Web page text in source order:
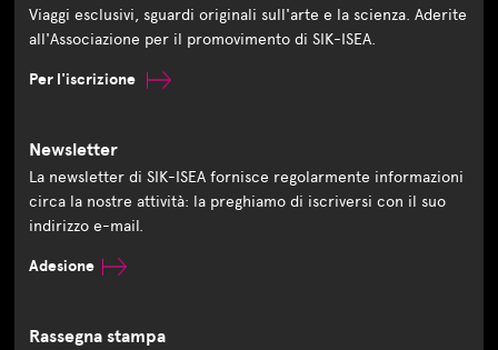
Viaggi esclusivi, sguardi originali sull'arte e la scienza. Aderite
all'Associazione per il promovimento di SIK-ISEA.
Per l'iscrizione
Newsletter
La newsletter di SIK-ISEA fornisce regolarmente informazioni
circa la nostre attività: la preghiamo di iscriversi con il suo
indirizzo e-mail.
Adesione
Rassegna stampa